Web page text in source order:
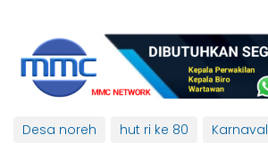
Desa noreh hut ri ke 80 Karnaval